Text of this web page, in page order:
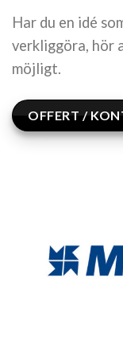
Har du en idé
verkliggöra, hör
möjligt.
OFFERT /